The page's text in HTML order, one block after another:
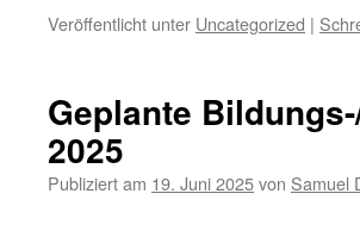
Veröffentlicht unter Uncategorized |
Geplante
2025
Publiziert am 19. Juni 2025von Samuel